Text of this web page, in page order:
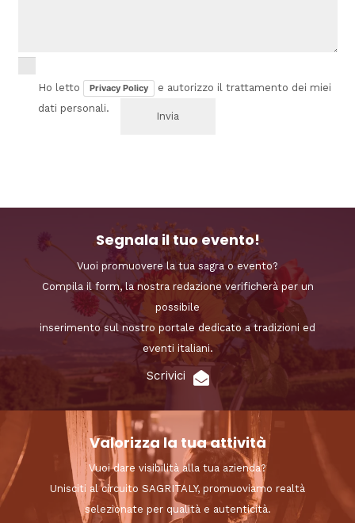
Ho letto Privacy Policy
e autorizzo il trattamento dei miei
dati personali.
Segnala il tuo evento!
Vuoi promuovere la tua sagra o evento?
Compila il form, la nostra redazione verificherà per un
possibile
inserimento sul nostro portale dedicato a tradizioni ed
eventi italiani.
Scrivici
Valorizza la tua attività
Vuoi dare visibilità alla tua azienda?
Unisciti al circuito SAGRITALY, promuoviamo realtà
selezionate per qualità e autenticità.